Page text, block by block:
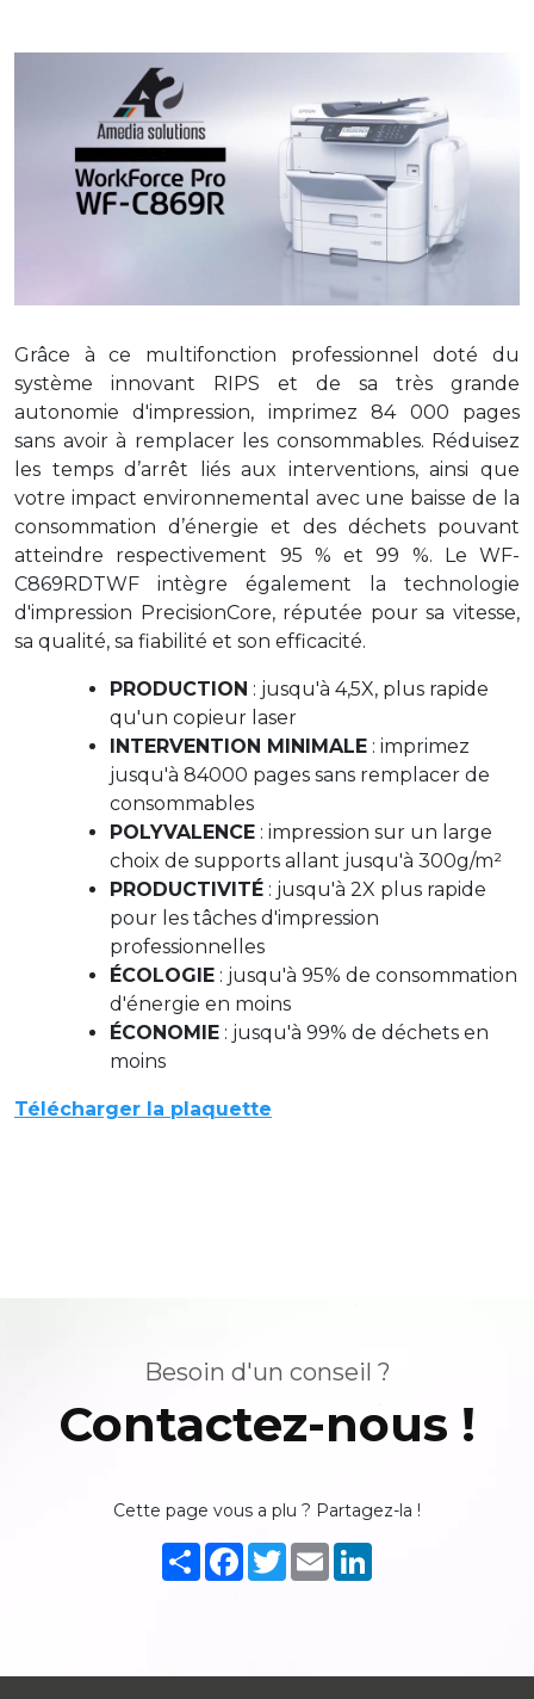
Grâce à ce multifonction professionnel doté du
système innovant RIPS et de sa très grande
autonomie d'impression, imprimez 84 000 pages
sans avoir à remplacer les consommables. Réduisez
les temps d’arrêt liés aux interventions, ainsi que
votre impact environnemental avec une baisse de la
consommation d’énergie et des déchets pouvant
atteindre respectivement 95 % et 99 %. Le WF-
C869RDTWF intègre également la technologie
d'impression PrecisionCore, réputée pour sa vitesse,
sa qualité, sa fiabilité et son efficacité.
PRODUCTION : jusqu'à 4,5X, plus rapide
qu'un copieur laser
INTERVENTION MINIMALE : imprimez
jusqu'à 84000 pages sans remplacer de
consommables
POLYVALENCE : impression sur un large
choix de supports allant jusqu'à 300g/m²
PRODUCTIVITÉ : jusqu'à 2X plus rapide
pour les tâches d'impression
professionnelles
ÉCOLOGIE : jusqu'à 95% de consommation
d'énergie en moins
ÉCONOMIE : jusqu'à 99% de déchets en
moins
Télécharger la plaquette
Besoin d'un conseil ?
Contactez-nous !
Cette page vous a plu ? Partagez-la !
PartagerFacebook
TwitterEmail